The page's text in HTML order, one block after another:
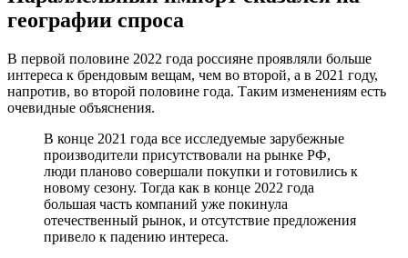
географии спроса
В первой половине 2022 года россияне проявляли больше
интереса к брендовым вещам, чем во второй, а в 2021 году,
напротив, во второй половине года. Таким изменениям есть
очевидные объяснения.
В конце 2021 года все исследуемые зарубежные
производители присутствовали на рынке РФ,
люди планово совершали покупки и готовились к
новому сезону. Тогда как в конце 2022 года
большая часть компаний уже покинула
отечественный рынок, и отсутствие предложения
привело к падению интереса.